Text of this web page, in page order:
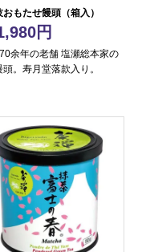
もたせ饅頭（箱入）
余年の老舗 塩瀬総本家の
。寿月堂落款入り。